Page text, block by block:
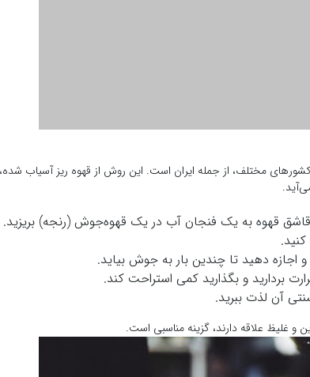
غلیظ علاقه دارند، گزینه مناسبی است.